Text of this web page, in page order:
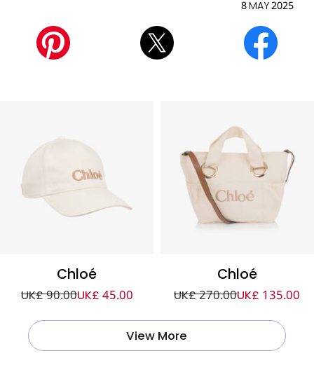
8 MAY 2025
Chloé
UK£ 90.00UK£ 45.00
Chloé
UK£ 270.00UK£ 135.00
View More